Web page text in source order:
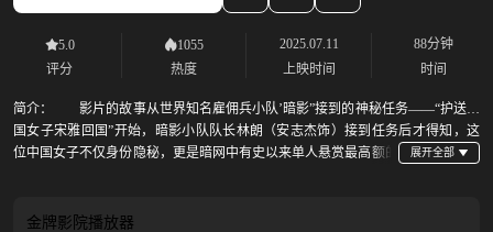
5.0
评分
1055
热度
2025.07.11
上映时间
88分钟
时间
简介：
影片的故事从世界知名雇佣兵小队’暗影”接到的神秘任务——“护送中
国女子宋雅回国”开始，暗影小队队长林朗（安志杰饰）接到任务后才得知，这
位中国女子不仅身份隐秘，更是暗网中有史以来单人悬赏最高额的
头闯进了这个结局莫测的生死局……
金牌影院播放器